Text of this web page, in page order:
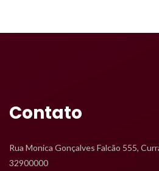
Contato
Rua Monica Gonçalves Falcão 555,
32900000